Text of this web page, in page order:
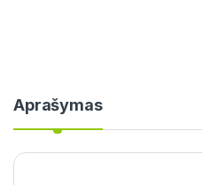
Aprašymas